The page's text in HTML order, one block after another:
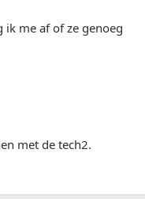
ik me af of ze genoeg
met de tech2.